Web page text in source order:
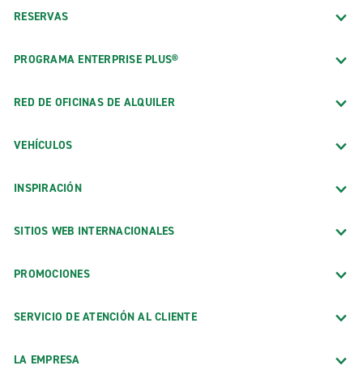
RESERVAS
PROGRAMA ENTERPRISE PLUS®
RED DE OFICINAS DE ALQUILER
VEHÍCULOS
INSPIRACIÓN
SITIOS WEB INTERNACIONALES
PROMOCIONES
SERVICIO DE ATENCIÓN AL CLIENTE
LA EMPRESA